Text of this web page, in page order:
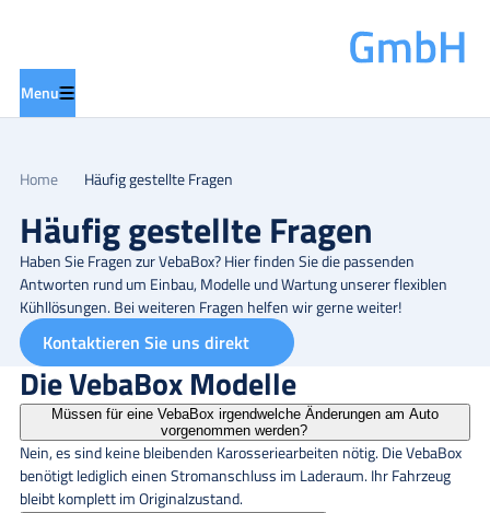
Menu
Home Häufig gestellte Fragen
Häufig gestellte Fragen
Haben Sie Fragen zur VebaBox? Hier finden Sie die passenden
Antworten rund um Einbau, Modelle und Wartung unserer flexiblen
Kühllösungen. Bei weiteren Fragen helfen wir gerne weiter!
Kontaktieren Sie uns direkt
Die VebaBox Modelle
Müssen für eine VebaBox irgendwelche Änderungen am Auto
vorgenommen werden?
Nein, es sind keine bleibenden Karosseriearbeiten nötig. Die VebaBox
benötigt lediglich einen Stromanschluss im Laderaum. Ihr Fahrzeug
bleibt komplett im Originalzustand.